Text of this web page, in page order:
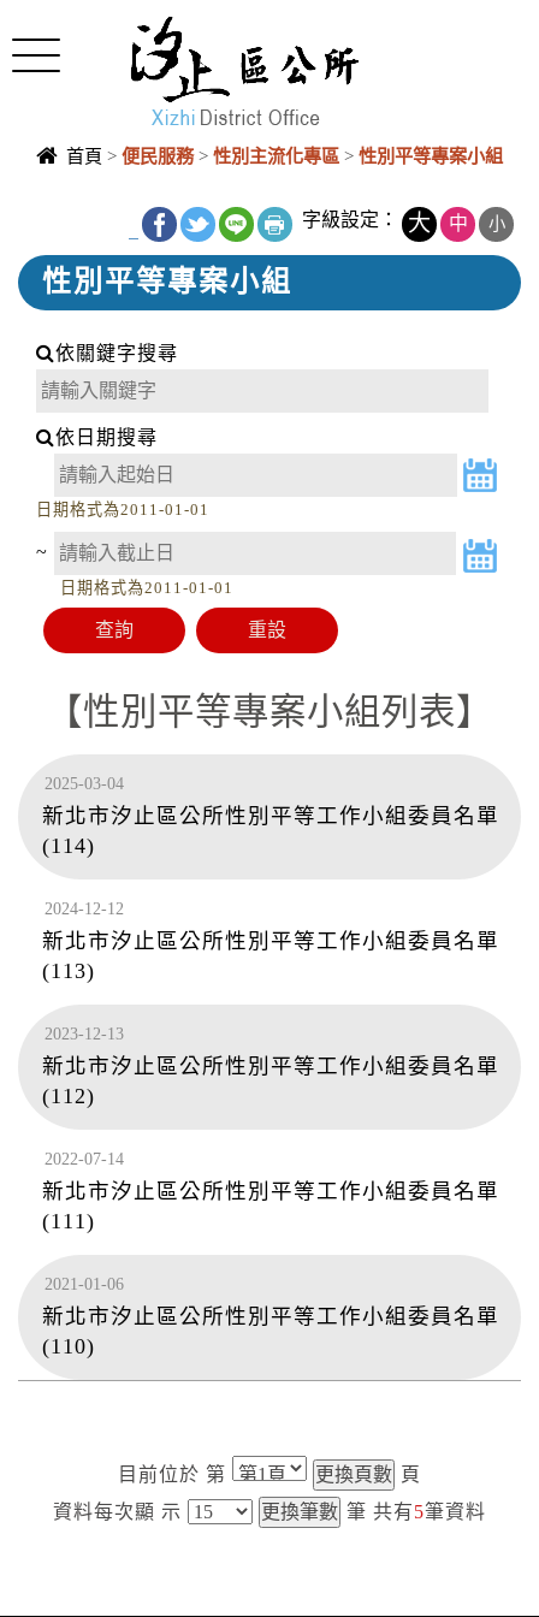
navigation
首頁 > 便民服務> 性別主流化專區 > 性別平等專案小組
字級設定： 大 中 小
性別平等專案小組
依關鍵字搜尋
依日期搜尋
日期格式為2011-01-01
~
日期格式為2011-01-01
性別平等專案小組列表
2025-03-04
新北市汐止區公所性別平等工作小組委員名單
(114)
2024-12-12
新北市汐止區公所性別平等工作小組委員名單
(113)
2023-12-13
新北市汐止區公所性別平等工作小組委員名單
(112)
2022-07-14
新北市汐止區公所性別平等工作小組委員名單
(111)
2021-01-06
新北市汐止區公所性別平等工作小組委員名單
(110)
目前位於 第
頁
資料每次顯 示 筆 共有5筆資料